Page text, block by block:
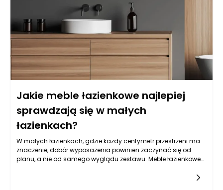
Jakie meble łazienkowe najlepiej
sprawdzają się w małych
łazienkach?
W małych łazienkach, gdzie każdy centymetr przestrzeni ma
znaczenie, dobór wyposażenia powinien zaczynać się od
planu, a nie od samego wyglądu zestawu. Meble łazienkowe